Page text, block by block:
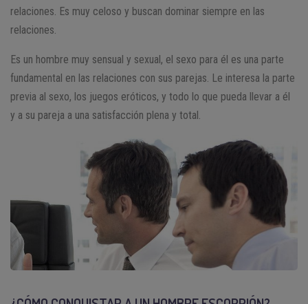
relaciones. Es muy celoso y buscan dominar siempre en las
relaciones.
Es un hombre muy sensual y sexual, el sexo para él es una parte
fundamental en las relaciones con sus parejas. Le interesa la parte
previa al sexo, los juegos eróticos, y todo lo que pueda llevar a él
y a su pareja a una satisfacción plena y total.